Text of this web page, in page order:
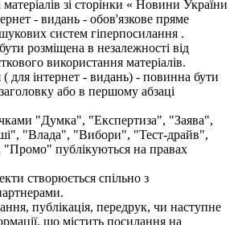
зі сторінки « Новини України
- видань - обов'язкове пряме
систем гіперпосилання .
розміщена в незалежності від
використання матеріалів.
для інтернет - видань) - повинна бути
або в першому абзаці
"Думка", "Експертиза", "Заява",
"Влада", "Вибори", "Тест-драйв",
публікуються на правах
створюється спільно з
публікація, передрук, чи наступне
що містить посилання на